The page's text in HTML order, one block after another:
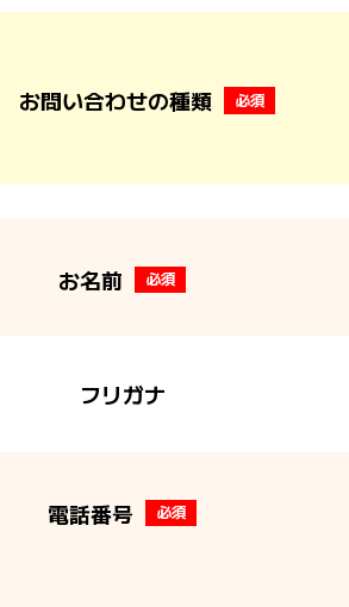
お問い合わせの種類 必須
お名前 必須
フリガナ
電話番号 必須